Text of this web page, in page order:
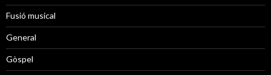
Fusió musical
General
Gòspel